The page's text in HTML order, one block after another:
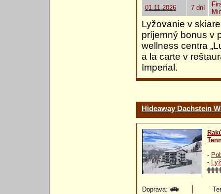
01.11.2026
7 dní
Lyžovanie v
príjemný bonus v
wellness centra
a la carte v
Imperial.
Hideaway Dachstein
-
-
Doprava: